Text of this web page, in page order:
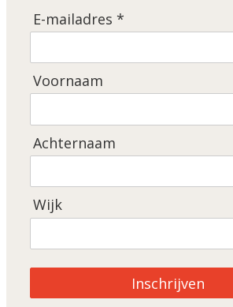
E-mailadres *
Voornaam
Achternaam
Wijk
Inschrijven